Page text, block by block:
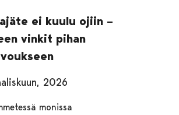
ei kuulu ojiin –
vinkit pihan
2026
monissa